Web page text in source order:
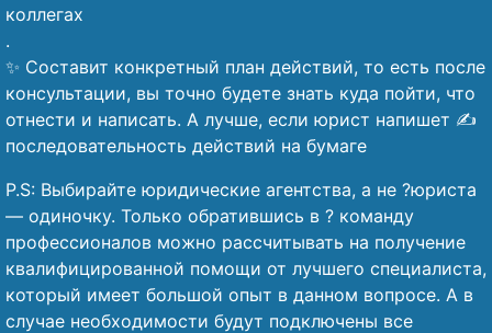
коллегах
.
✨ Составит конкретный план действий, то есть после
консультации, вы точно будете знать куда пойти, что
отнести и написать. А лучше, если юрист напишет ✍️
последовательность действий на бумаге
P.S: Выбирайте юридические агентства, а не ?юриста
— одиночку. Только обратившись в ? команду
профессионалов можно рассчитывать на получение
квалифицированной помощи от лучшего специалиста,
который имеет большой опыт в данном вопросе. А в
случае необходимости будут подключены все